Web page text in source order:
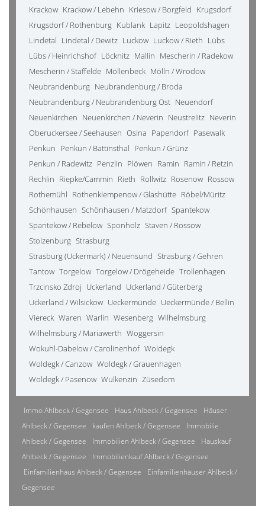
Krackow Krackow / Lebehn Kriesow / Borgfeld Krugsdorf
Krugsdorf / Rothenburg Kublank Lapitz Leopoldshagen
Lindetal Lindetal / Dewitz Luckow Luckow / Rieth Lübs
Lübs / Heinrichshof Löcknitz Mallin Mescherin / Radekow
Mescherin / Staffelde Möllenbeck Mölln / Wrodow
Neubrandenburg Neubrandenburg / Broda
Neubrandenburg / Neubrandenburg Ost Neuendorf
Neuenkirchen Neuenkirchen / Neverin Neustrelitz Neverin
Oberuckersee / Seehausen Osina Papendorf Pasewalk
Penkun Penkun / Battinsthal Penkun / Grünz
Penkun / Radewitz Penzlin Plöwen Ramin Ramin / Retzin
Rechlin Riepke/Cammin Rieth Rollwitz Rosenow Rossow
Rothemühl Rothenklempenow / Glashütte Röbel/Müritz
Schönhausen Schönhausen / Matzdorf Spantekow
Spantekow / Rebelow Sponholz Staven / Rossow
Stolzenburg Strasburg
Strasburg (Uckermark) / Neuensund Strasburg / Gehren
Tantow Torgelow Torgelow / Drögeheide Trollenhagen
Trzcinsko Zdroj Uckerland Uckerland / Güterberg
Uckerland / Wilsickow Ueckermünde Ueckermünde / Bellin
Viereck Waren Warlin Wesenberg Wilhelmsburg
Wilhelmsburg / Mariawerth Woggersin
Wokuhl-Dabelow / Carolinenhof Woldegk
Woldegk / Canzow Woldegk / Grauenhagen
Woldegk / Pasenow Wulkenzin Züsedom
Immo Ahlbeck / Gegensee Haus Ahlbeck / Gegensee
Häuser
Ahlbeck / Gegensee
kaufen Ahlbeck / Gegensee
Immobilie
Ahlbeck / Gegensee
Immobilien Ahlbeck / Gegensee
Hauskauf
Ahlbeck / Gegensee
Immobilienkauf Ahlbeck / Gegensee
Einfamilienhaus Ahlbeck / Gegensee
Einfamilienhäuser Ahlbeck /
Gegensee